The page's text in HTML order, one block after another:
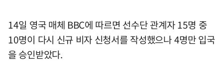
14일 영국 매체 BBC에 따르면 선수단 관계자 15명 중
10명이 다시 신규 비자 신청서를 작성했으나 4명만 입국
을 승인받았다.